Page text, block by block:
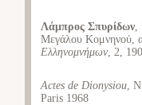
Λάμπρος Σπυρίδων,
Μεγάλου Κομνηνού,
Ελληνομνήμων, 2,
Actes de Dionysiou,
Paris 1968